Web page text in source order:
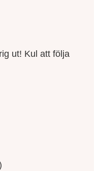
ut! Kul att följa